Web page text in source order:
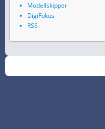
Modellskipper
DigiFokus
RSS